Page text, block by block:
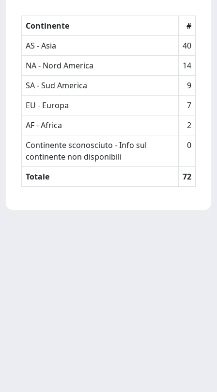
Continente
#
AS - Asia
40
NA - Nord America
14
SA - Sud America
9
EU - Europa
7
AF - Africa
2
Continente sconosciuto - Info sul
continente non disponibili
0
Totale 72